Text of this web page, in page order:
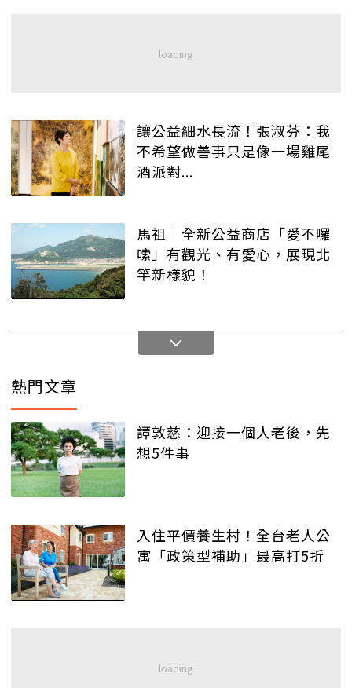
讓公益細水長流！張淑芬：我
不希望做善事只是像一場雞尾
酒派對...
馬祖│全新公益商店「愛不囉
嗦」有觀光、有愛心，展現北
竿新樣貌！
熱門文章
譚敦慈：迎接一個人老後，先
想5件事
入住平價養生村！全台老人公
寓「政策型補助」最高打5折